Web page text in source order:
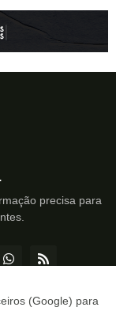
precisa para
(Google) para